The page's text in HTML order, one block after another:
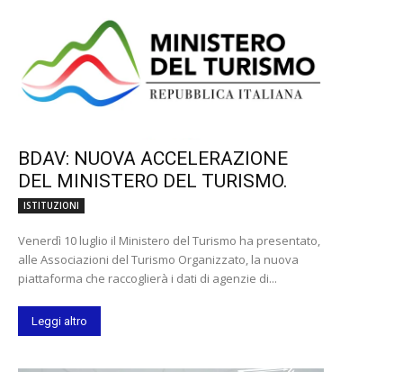
BDAV: NUOVA ACCELERAZIONE
DEL MINISTERO DEL TURISMO.
ISTITUZIONI
Venerdì 10 luglio il Ministero del Turismo ha presentato,
alle Associazioni del Turismo Organizzato, la nuova
piattaforma che raccoglierà i dati di agenzie di...
Leggi altro